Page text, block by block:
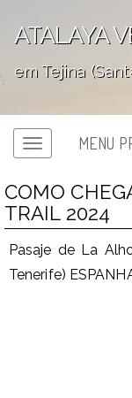
ATALAYA
em Tejina
';
MENU
COMO
TRAIL 2024
Pasaje de La
Tenerife)